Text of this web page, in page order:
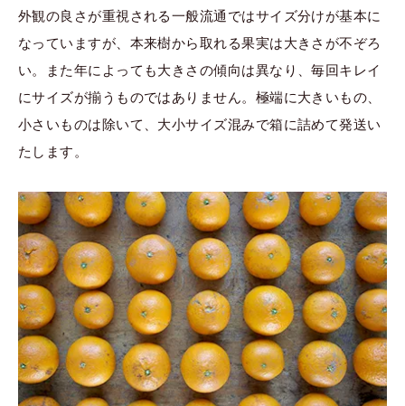
外観の良さが重視される一般流通ではサイズ分けが基本に
なっていますが、本来樹から取れる果実は大きさが不ぞろ
い。また年によっても大きさの傾向は異なり、毎回キレイ
にサイズが揃うものではありません。極端に大きいもの、
小さいものは除いて、大小サイズ混みで箱に詰めて発送い
たします。